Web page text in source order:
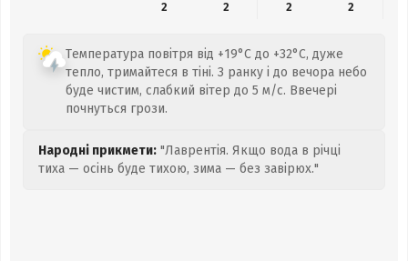
2
2 2 2
Температура повітря від +19°C до +32°C, дуже
тепло, тримайтеся в тіні. З ранку і до вечора небо
буде чистим, слабкий вітер до 5 м/с. Ввечері
почнуться грози.
Народні прикмети: "Лаврентія. Якщо вода в річці
тиха — осінь буде тихою, зима — без завірюх."